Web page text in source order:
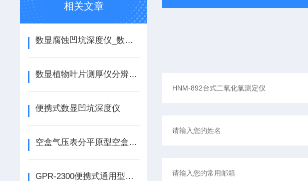
相关文章
数显腐蚀凹坑深度仪_数显腐蚀凹坑深度测量仪_数显凹坑深度仪
数显植物叶片测厚仪分辨率有0.001mm和0.01mm两款供选择！
便携式数显凹坑深度仪
空盒气压表分平原型空盒气压表和原型空盒气压表两种！
GPR-2300便携式通用型氧纯度分析仪_便携式常量氧分析仪